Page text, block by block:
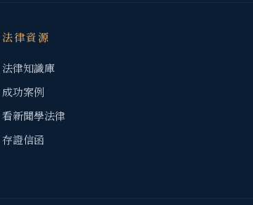
法律資源
法律知識庫
成功案例
看新聞學法律
存證信函